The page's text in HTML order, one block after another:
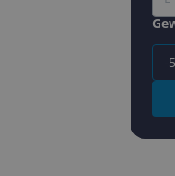
-